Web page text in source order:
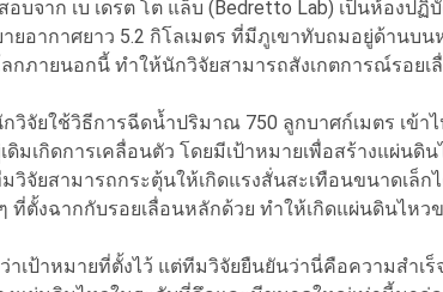
บจาก เบ เดรต โต แล็บ (Bedretto Lab) เป็นห้องปฏิ
อากาศยาว 5.2 กิโลเมตร ที่มีภูเขาทับถมอยู่ด้านบน
ภายนอกนี้ ทำให้นักวิจัยสามารถสังเกตการณ์รอยเ
จัยใช้วิธีการฉีดน้ำปริมาณ 750 ลูกบาศก์เมตร เข้า
ดิมเกิดการเคลื่อนตัว โดยมีเป้าหมายเพื่อสร้างแผ่นดิ
จัยสามารถกระตุ้นให้เกิดแรงสั่นสะเทือนขนาดเล็กไ
ที่ตั้งฉากกับรอยเลื่อนหลักด้วย ทำให้เกิดแผ่นดินไหว
เป้าหมายที่ตั้งไว้ แต่ทีมวิจัยยืนยันว่านี่คือความสำเร็